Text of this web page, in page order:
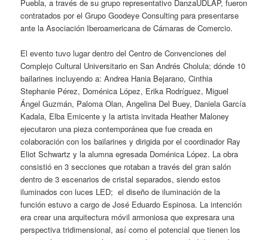
Puebla, a través de su grupo representativo DanzaUDLAP, fueron
contratados por el Grupo Goodeye Consulting para presentarse
ante la Asociación Iberoamericana de Cámaras de Comercio.
El evento tuvo lugar dentro del Centro de Convenciones del
Complejo Cultural Universitario en San Andrés Cholula; dónde 10
bailarines incluyendo a: Andrea Hania Bejarano, Cinthia
Stephanie Pérez, Doménica López, Erika Rodríguez, Miguel
Ángel Guzmán, Paloma Olan, Angelina Del Buey, Daniela García
Kadala, Elba Emicente y la artista invitada Heather Maloney
ejecutaron una pieza contemporánea que fue creada en
colaboración con los bailarines y dirigida por el coordinador Ray
Eliot Schwartz y la alumna egresada Doménica López. La obra
consistió en 3 secciones que rotaban a través del gran salón
dentro de 3 escenarios de cristal separados, siendo estos
iluminados con luces LED; el diseño de iluminación de la
función estuvo a cargo de José Eduardo Espinosa. La intención
era crear una arquitectura móvil armoniosa que expresara una
perspectiva tridimensional, así como el potencial que tienen los